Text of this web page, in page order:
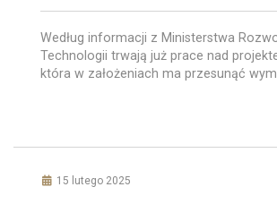
Według informacji z Ministerstwa
Technologii trwają już prace nad
która w założeniach ma przesunąć
założeniach ustawy gminy będą miały
dla właścicieli […]
15 lutego 2025